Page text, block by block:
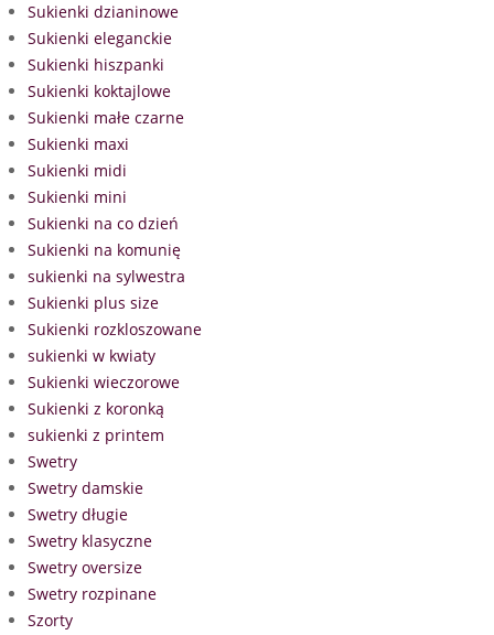
Sukienki dzianinowe
Sukienki eleganckie
Sukienki hiszpanki
Sukienki koktajlowe
Sukienki małe czarne
Sukienki maxi
Sukienki midi
Sukienki mini
Sukienki na co dzień
Sukienki na komunię
sukienki na sylwestra
Sukienki plus size
Sukienki rozkloszowane
sukienki w kwiaty
Sukienki wieczorowe
Sukienki z koronką
sukienki z printem
Swetry
Swetry damskie
Swetry długie
Swetry klasyczne
Swetry oversize
Swetry rozpinane
Szorty